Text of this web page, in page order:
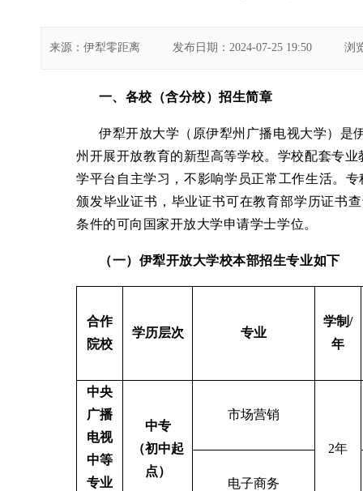
来源： 伊犁零距离 发布日期： 2024-07-25 19:50 浏
一、各校（含分校）招生简章
伊犁开放大学（原伊犁州广播电视大学）是
州开展开放教育的新型高等学校。学校配套专
学平台自主学习，不影响学员正常工作生活。
颁发毕业证书，毕业证书可在教育部学历证书
条件的可向国家开放大学申请学士学位。
（一）伊犁开放大学校本部招生专业如下
合作
院校
学历层次 专业
学制/
年
中央
广播
电视
中等
专业
中专
（初中起
点）
市场营销
2年
电子商务